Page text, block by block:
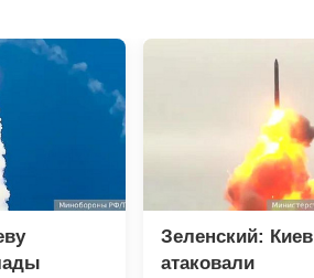
Зеленский: Киев
атаковали